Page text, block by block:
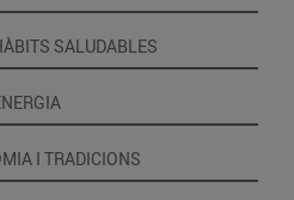
SALUDABLES
I TRADICIONS